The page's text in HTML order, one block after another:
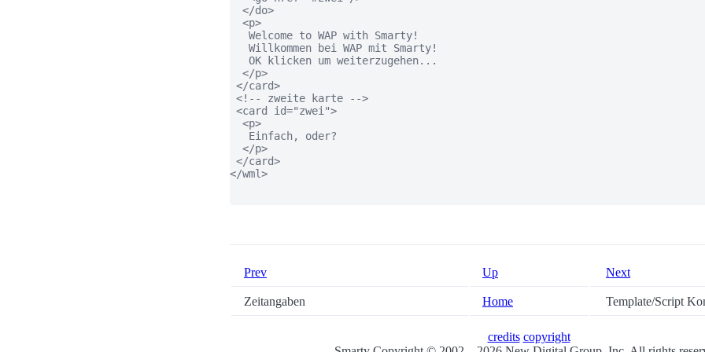
  </do>
  <p>
   Welcome to WAP with Smarty!
   Willkommen bei WAP mit Smarty!
   OK klicken um weiterzugehen...
  </p>
</card>
<!-- zweite karte -->
<card id="zwei">
  <p>
   Einfach, oder?
  </p>
</card>
</wml>
Prev Up Next
Zeitangaben Home Template/Script
credits copyright